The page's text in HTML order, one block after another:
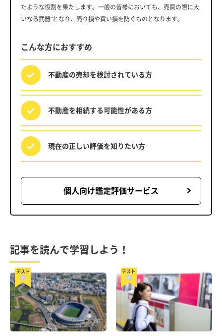
たような役割を果たします。一般の皆様においても、売買の際に大
いなる武器”となり、売り損や買い損を防ぐものとなります。
こんな方におすすめ
不動産の売却を検討されている方
不動産を相続する可能性がある方
現在の正しい評価を知りたい方
個人向け鑑定評価サービス
記事を読んで学習しよう！
テスト テスト